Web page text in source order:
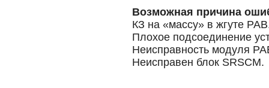
Возможная причина
КЗ на «массу» в жгуте
Плохое подсоединение
Неисправность модуля
Неисправен блок SRSCM.